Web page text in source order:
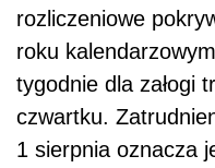
rozliczeniowe
roku
tygodnie dla załogi
czwartku.
1 sierpnia oznacza